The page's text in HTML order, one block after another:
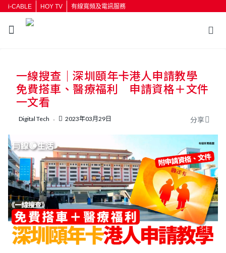
i-CABLE HOY TV 有線寬頻及電訊服務
按輸入鍵開始搜尋
一線搜查｜深圳頤年卡港人申請教學
免費搭車、醫療福利 申請資格＋文件
一文看
Digital Tech 2023年03月29日 分享